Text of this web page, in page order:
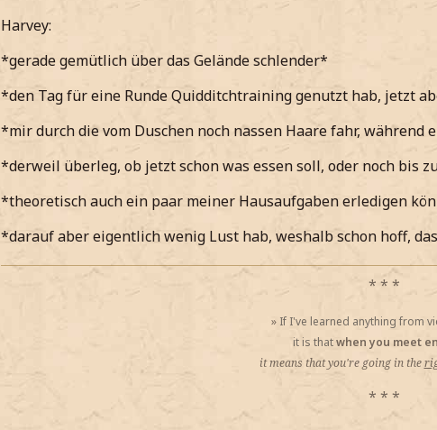
Harvey:
*gerade gemütlich über das Gelände schlender*
*den Tag für eine Runde Quidditchtraining genutzt hab, jetzt
*mir durch die vom Duschen noch nassen Haare fahr, während
*derweil überleg, ob jetzt schon was essen soll, oder noch bis
*theoretisch auch ein paar meiner Hausaufgaben erledigen
*darauf aber eigentlich wenig Lust hab, weshalb schon hoff,
* * *
» If I've learned anything from
it is thatwhen you meet
it means that you're going in the
* * *